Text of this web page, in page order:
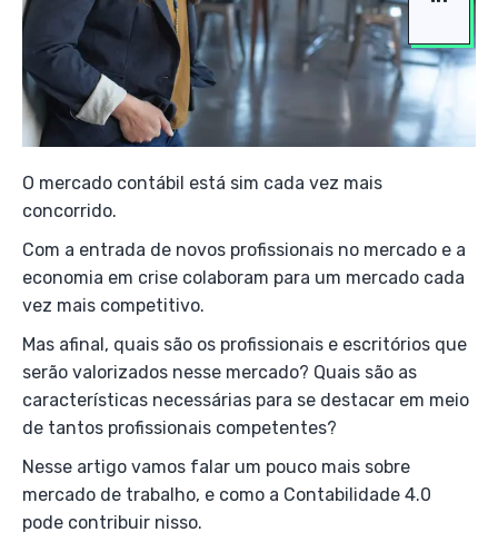
O mercado contábil está sim cada vez mais
concorrido.
Com a entrada de novos profissionais no mercado e a
economia em crise colaboram para um mercado cada
vez mais competitivo.
Mas afinal, quais são os profissionais e escritórios que
serão valorizados nesse mercado? Quais são as
características necessárias para se destacar em meio
de tantos profissionais competentes?
Nesse artigo vamos falar um pouco mais sobre
mercado de trabalho, e como a Contabilidade 4.0
pode contribuir nisso.